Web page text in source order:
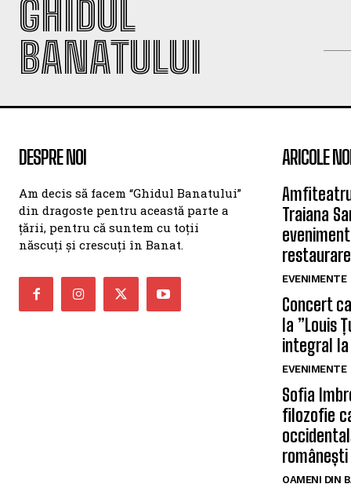
GHIDUL
BANATULUI
DESPRE NOI
Am decis să facem “Ghidul Banatului”
din dragoste pentru această parte a
țării, pentru că suntem cu toții
născuți și crescuți în Banat.
ARICOLE
Traiana
restaurare
EVENIMENTE
Concert
la ”Louis
integral
EVENIMENTE
Sofia
filozofie
românești
OAMENI DIN